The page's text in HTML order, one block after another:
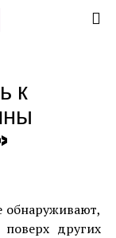
к
обнаруживают,
других